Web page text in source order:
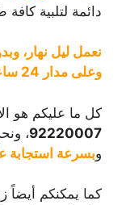
دائمة لتلبية
نعمل ليل نهار،
وعلى مدار 24 ساعة يومياً وبأسعار مناسبة للجميع.
كل ما عليكم هو
92220007،
وبسرعة استجابة
كما يمكنكم أيضاً